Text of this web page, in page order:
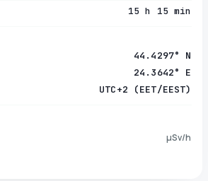
15 h 15 min
44.4297° N
24.3642° E
UTC+2 (EET/EEST)
µSv/h